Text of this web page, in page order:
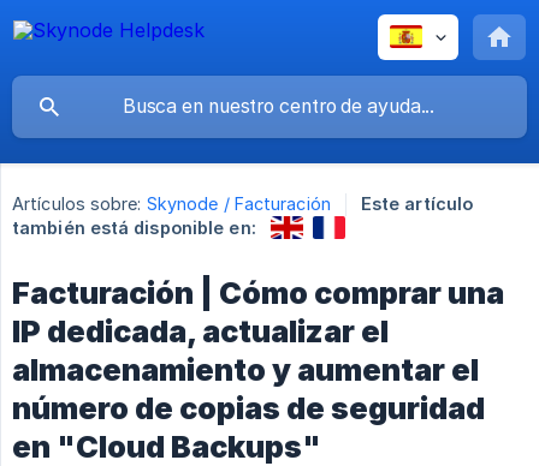
Artículos sobre: Skynode / Facturación
Este artículo
también está disponible en:
Facturación | Cómo comprar una
IP dedicada, actualizar el
almacenamiento y aumentar el
número de copias de seguridad
en "Cloud Backups"